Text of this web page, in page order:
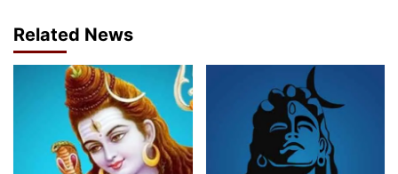
Related News